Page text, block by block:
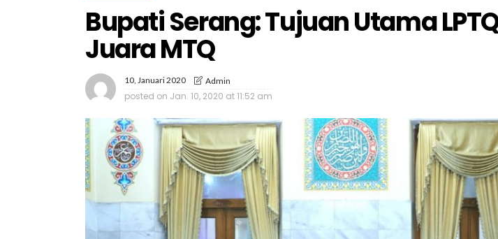
Bupati Serang: Tujuan Utama
Juara MTQ
10, Januari 2020 Admin
posted on Jan. 10, 2020 at 11:52 am